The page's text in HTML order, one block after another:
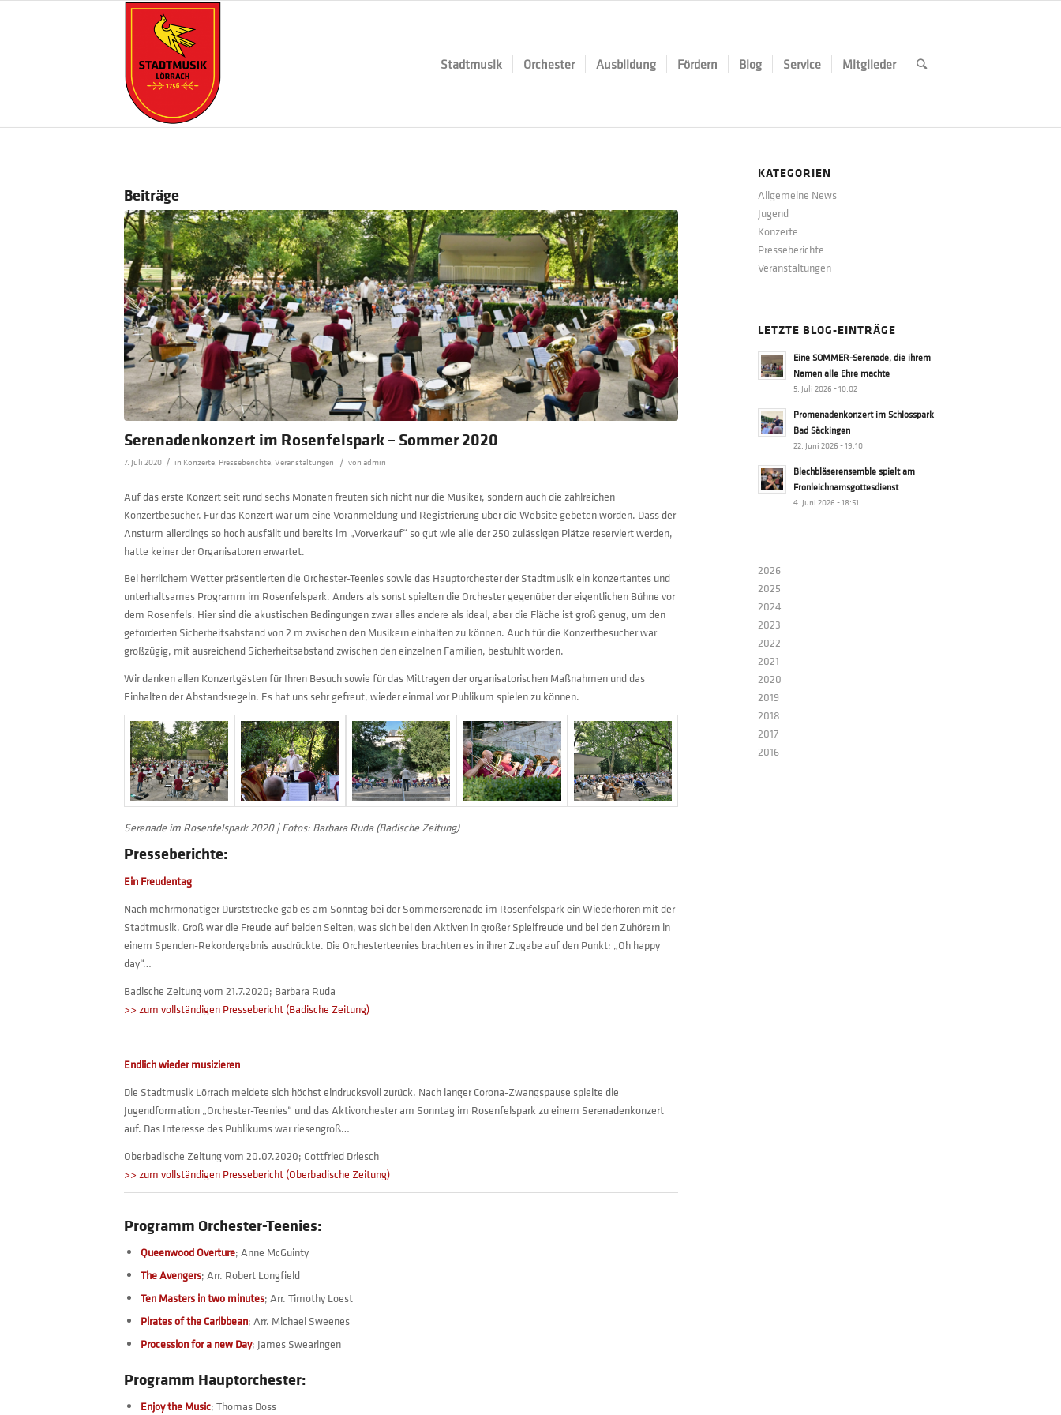
Stadtmusik Orchester Ausbildung Fördern Blog Service Mitglieder
Beiträge
Serenadenkonzert im Rosenfelspark – Sommer 2020
7. Juli 2020 / in Konzerte, Presseberichte, Veranstaltungen / von admin
Auf das erste Konzert seit rund sechs Monaten freuten sich nicht nur die Musiker, sondern auch die zahlreichen
Konzertbesucher. Für das Konzert war um eine Voranmeldung und Registrierung über die Website gebeten worden. Dass der
Ansturm allerdings so hoch ausfällt und bereits im „Vorverkauf“ so gut wie alle der 250 zulässigen Plätze reserviert werden,
hatte keiner der Organisatoren erwartet.
Bei herrlichem Wetter präsentierten die Orchester-Teenies sowie das Hauptorchester der Stadtmusik ein konzertantes und
unterhaltsames Programm im Rosenfelspark. Anders als sonst spielten die Orchester gegenüber der eigentlichen Bühne vor
dem Rosenfels. Hier sind die akustischen Bedingungen zwar alles andere als ideal, aber die Fläche ist groß genug, um den
geforderten Sicherheitsabstand von 2 m zwischen den Musikern einhalten zu können. Auch für die Konzertbesucher war
großzügig, mit ausreichend Sicherheitsabstand zwischen den einzelnen Familien, bestuhlt worden.
Wir danken allen Konzertgästen für Ihren Besuch sowie für das Mittragen der organisatorischen Maßnahmen und das
Einhalten der Abstandsregeln. Es hat uns sehr gefreut, wieder einmal vor Publikum spielen zu können.
Serenade im Rosenfelspark 2020 | Fotos: Barbara Ruda (Badische Zeitung)
Presseberichte:
Ein Freudentag
Nach mehrmonatiger Durststrecke gab es am Sonntag bei der Sommerserenade im Rosenfelspark ein Wiederhören mit der
Stadtmusik. Groß war die Freude auf beiden Seiten, was sich bei den Aktiven in großer Spielfreude und bei den Zuhörern in
einem Spenden-Rekordergebnis ausdrückte. Die Orchesterteenies brachten es in ihrer Zugabe auf den Punkt: „Oh happy
day“…
Badische Zeitung vom 21.7.2020; Barbara Ruda
>> zum vollständigen Pressebericht (Badische Zeitung)
Endlich wieder musizieren
Die Stadtmusik Lörrach meldete sich höchst eindrucksvoll zurück. Nach langer Corona-Zwangspause spielte die
Jugendformation „Orchester-Teenies“ und das Aktivorchester am Sonntag im Rosenfelspark zu einem Serenadenkonzert
auf. Das Interesse des Publikums war riesengroß…
Oberbadische Zeitung vom 20.07.2020; Gottfried Driesch
>> zum vollständigen Pressebericht (Oberbadische Zeitung)
Programm Orchester-Teenies:
Queenwood Overture; Anne McGuinty
The Avengers; Arr. Robert Longfield
Ten Masters in two minutes; Arr. Timothy Loest
Pirates of the Caribbean; Arr. Michael Sweenes
Procession for a new Day; James Swearingen
Programm Hauptorchester:
Enjoy the Music; Thomas Doss
KATEGORIEN
Allgemeine News
Jugend
Konzerte
Presseberichte
Veranstaltungen
LETZTE BLOG-EINTRÄGE
Eine SOMMER-Serenade, die ihrem
Namen alle Ehre machte
5. Juli 2026 - 10:02
Promenadenkonzert im Schlosspark
Bad Säckingen
22. Juni 2026 - 19:10
Blechbläserensemble spielt am
Fronleichnamsgottesdienst
4. Juni 2026 - 18:51
2026
2025
2024
2023
2022
2021
2020
2019
2018
2017
2016